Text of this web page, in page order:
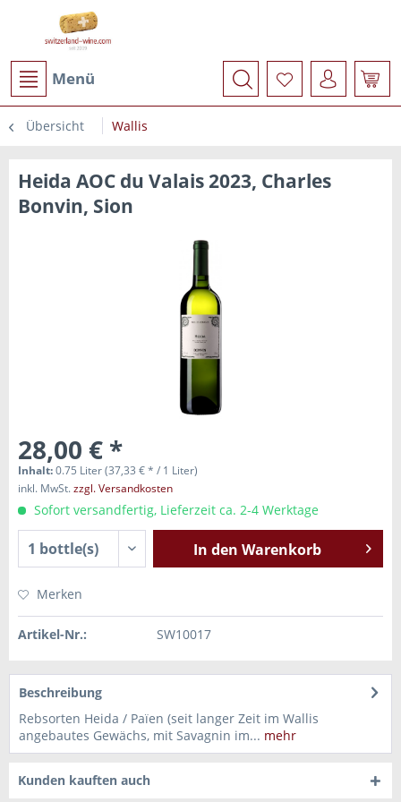
Menü
Übersicht Wallis
Heida AOC du Valais 2023, Charles
Bonvin, Sion
28,00 € *
Inhalt:0.75 Liter (37,33 € * / 1 Liter)
inkl. MwSt.zzgl. Versandkosten
Sofort versandfertig, Lieferzeit ca. 2-4 Werktage
In den Warenkorb
Merken
Artikel-Nr.: SW10017
Beschreibung
Rebsorten Heida / Païen (seit langer Zeit im Wallis
angebautes Gewächs, mit Savagnin im... mehr
Kunden kauften auch